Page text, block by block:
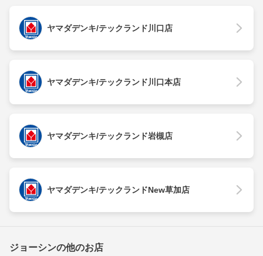
ヤマダデンキ/テックランド川口店
ヤマダデンキ/テックランド川口本店
ヤマダデンキ/テックランド岩槻店
ヤマダデンキ/テックランドNew草加店
ジョーシンの他のお店